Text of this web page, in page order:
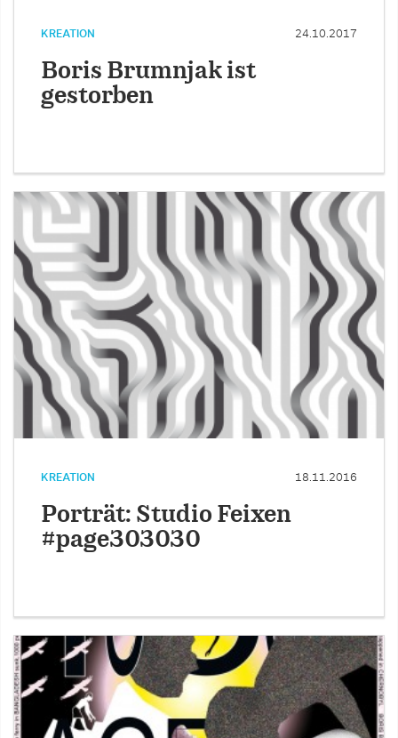
KREATION 24.10.2017
Boris Brumnjak ist
gestorben
KREATION 18.11.2016
Porträt: Studio Feixen
#page303030